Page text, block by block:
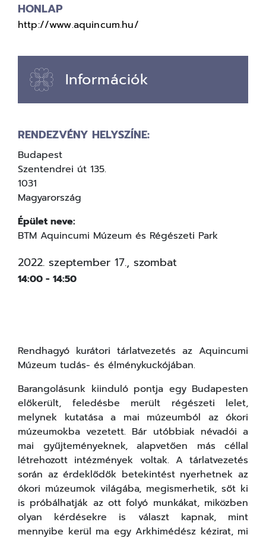
HONLAP
http://www.aquincum.hu/
Információk
RENDEZVÉNY HELYSZÍNE:
Budapest
Szentendrei út 135.
1031
Magyarország
Épület neve:
BTM Aquincumi Múzeum és Régészeti Park
2022. szeptember 17., szombat
14:00 - 14:50
Rendhagyó kurátori tárlatvezetés az Aquincumi
Múzeum tudás- és élménykuckójában.
Barangolásunk kiinduló pontja egy Budapesten
előkerült, feledésbe merült régészeti lelet,
melynek kutatása a mai múzeumból az ókori
múzeumokba vezetett. Bár utóbbiak névadói a
mai gyűjteményeknek, alapvetően más céllal
létrehozott intézmények voltak. A tárlatvezetés
során az érdeklődők betekintést nyerhetnek az
ókori múzeumok világába, megismerhetik, sőt ki
is próbálhatják az ott folyó munkákat, miközben
olyan kérdésekre is választ kapnak, mint
mennyibe kerül ma egy Arkhimédész kézirat, mi